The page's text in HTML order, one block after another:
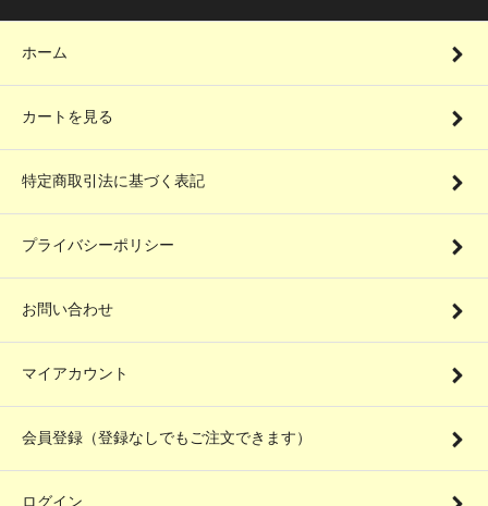
ホーム
カートを見る
特定商取引法に基づく表記
プライバシーポリシー
お問い合わせ
マイアカウント
会員登録（登録なしでもご注文できます）
ログイン